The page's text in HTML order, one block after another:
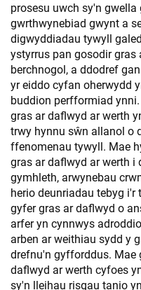
prosesu uwch sy'n
gwrthwynebiad gwynt a
digwyddiadau tywyll
ystyrrus pan gosodir gras
berchnogol, a ddodref
yr eiddo cyfan oherwydd
buddion perfformiad
gras ar daflwyd ar werth
trwy hynnu sŵn allanol o
ffenomenau tywyll. Mae
gras ar daflwyd ar werth i
gymhleth, arwynebau
herio deunriadau tebyg
gyfer gras ar daflwyd o
arfer yn cynnwys
arben ar weithiau sydd y
drefnu'n gyfforddus. Mae
daflwyd ar werth cyfoes
sy'n lleihau risgau tanio